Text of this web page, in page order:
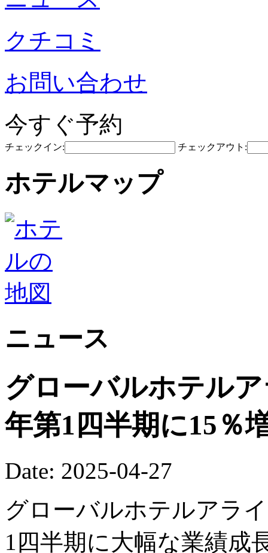
クチコミ
お問い合わせ
今すぐ予約
チェックイン: チェックアウト:
ホテルマップ
ニュース
グローバルホテル
年第1四半期に15％
Date: 2025-04-27
グローバルホテルアラ
1四半期に大幅な業績成